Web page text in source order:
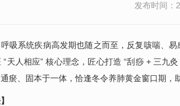
发布时间：
吸系统疾病高发期也随之而至，反复咳喘、
“天人相应” 核心理念，匠心打造 “刮痧 + 三九
瘀、固本于一体，恰逢冬令养肺黄金窗口期，